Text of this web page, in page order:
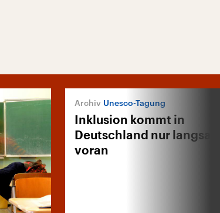
Unesco-Tagung
Inklusion kommt in
Deutschland nur
voran